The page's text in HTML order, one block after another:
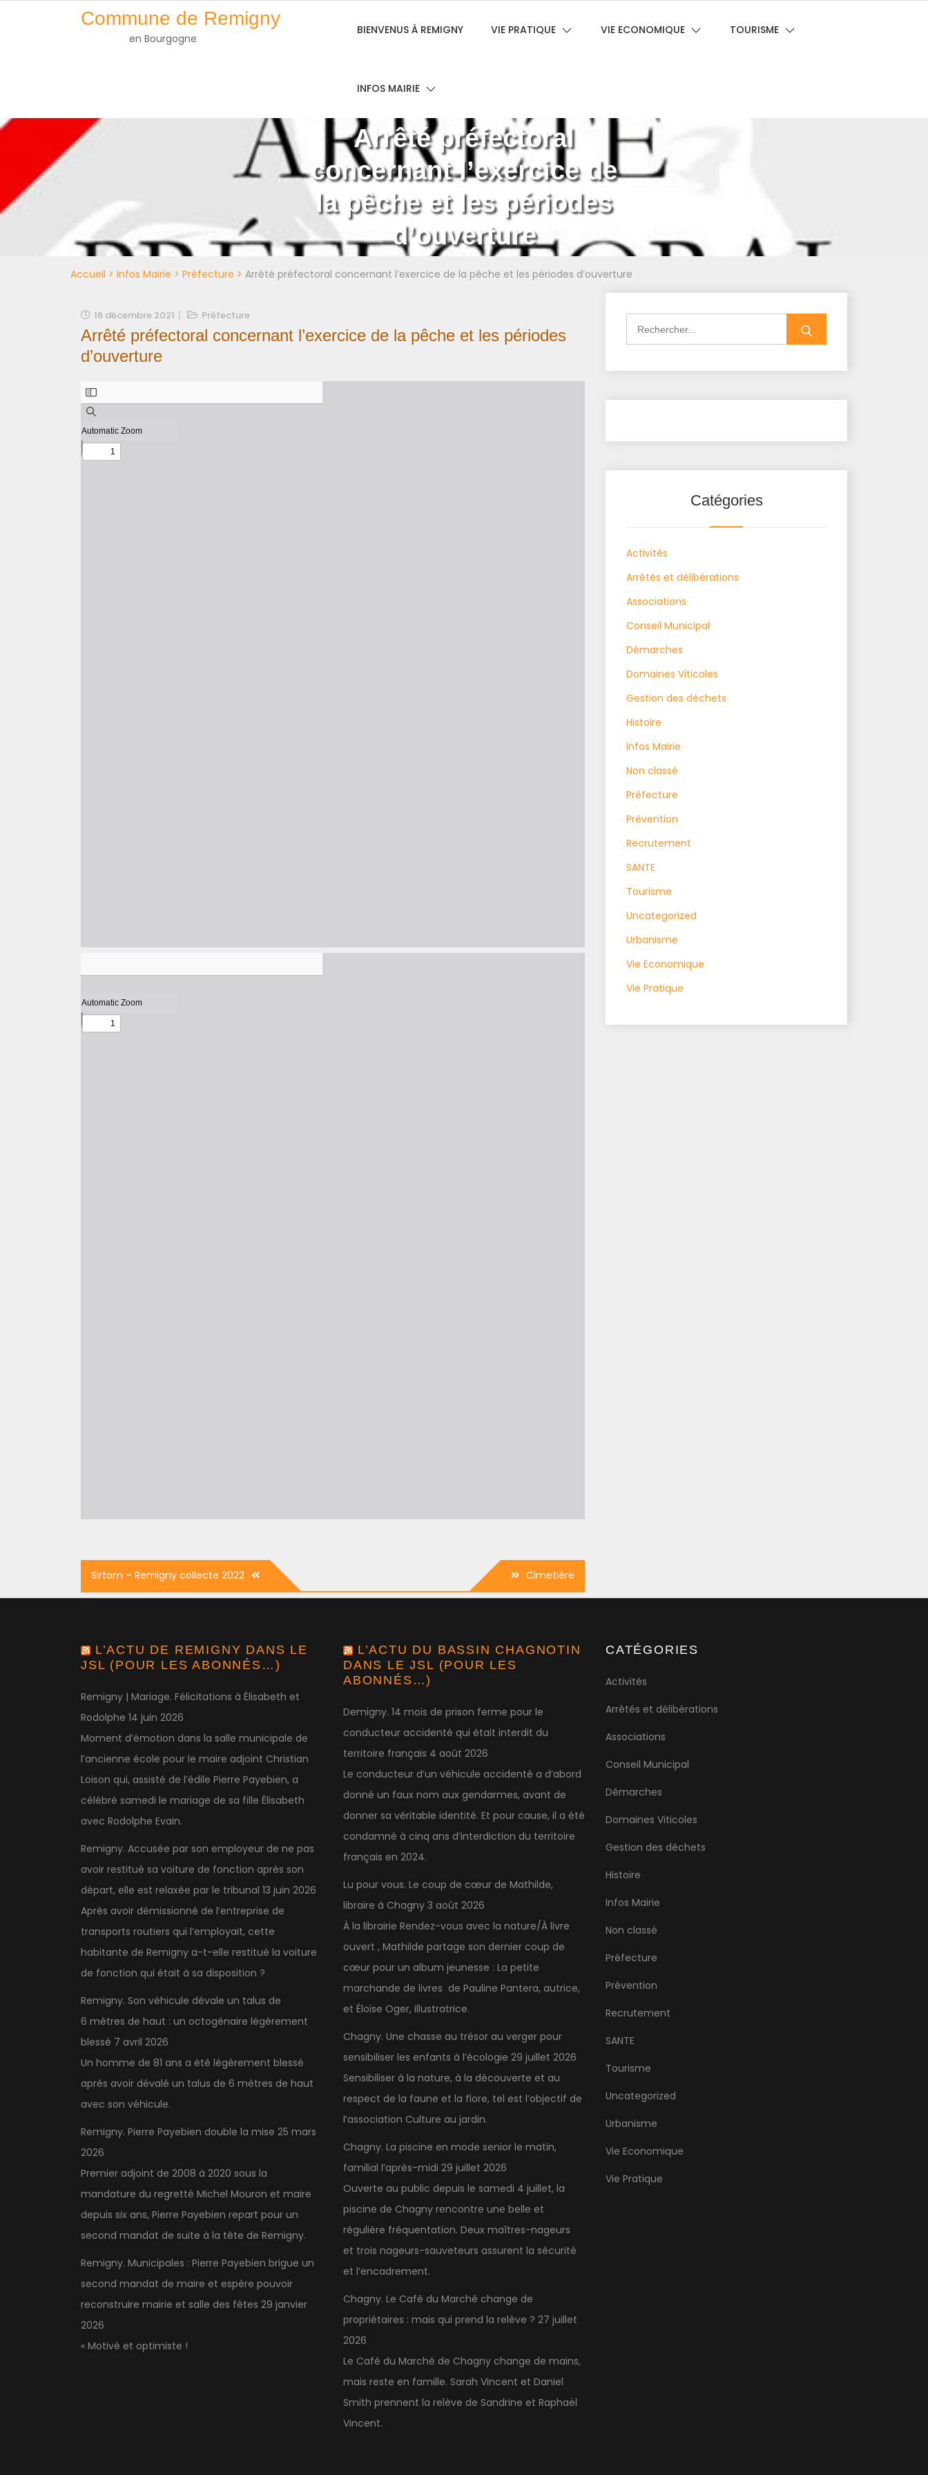
Commune de Remigny
en Bourgogne
BIENVENUS À REMIGNY VIE PRATIQUE VIE ECONOMIQUE TOURISME
INFOS MAIRIE
Arrêté préfectoral
concernant l’exercice de
la pêche et les périodes
d’ouverture
Accueil > Infos Mairie > Préfecture > Arrêté préfectoral concernant l’exercice de la pêche et les périodes d’ouverture
16 décembre 2021 Préfecture
Arrêté préfectoral concernant l’exercice de la pêche et les périodes
d’ouverture
Navigation
de
Sirtom – Remigny collecte 2022 Cimetière
Catégories
Activités
Arrêtés et délibérations
Associations
Conseil Municipal
Démarches
Domaines Viticoles
Gestion des déchets
Histoire
Infos Mairie
Non classé
Préfecture
Prévention
Recrutement
SANTE
Tourisme
Uncategorized
Urbanisme
Vie Economique
Vie Pratique
L’ACTU DE REMIGNY DANS LE
JSL (POUR LES ABONNÉS…)
Remigny | Mariage. Félicitations à Élisabeth et
Rodolphe 14 juin 2026
Moment d’émotion dans la salle municipale de
l’ancienne école pour le maire adjoint Christian
Loison qui, assisté de l’édile Pierre Payebien, a
célébré samedi le mariage de sa fille Élisabeth
avec Rodolphe Evain.
Remigny. Accusée par son employeur de ne pas
avoir restitué sa voiture de fonction après son
départ, elle est relaxée par le tribunal 13 juin 2026
Après avoir démissionné de l’entreprise de
transports routiers qui l’employait, cette
habitante de Remigny a-t-elle restitué la voiture
de fonction qui était à sa disposition ?
Remigny. Son véhicule dévale un talus de
6 mètres de haut : un octogénaire légèrement
blessé 7 avril 2026
Un homme de 81 ans a été légèrement blessé
après avoir dévalé un talus de 6 mètres de haut
avec son véhicule.
Remigny. Pierre Payebien double la mise 25 mars
2026
Premier adjoint de 2008 à 2020 sous la
mandature du regretté Michel Mouron et maire
depuis six ans, Pierre Payebien repart pour un
second mandat de suite à la tête de Remigny.
Remigny. Municipales : Pierre Payebien brigue un
second mandat de maire et espère pouvoir
reconstruire mairie et salle des fêtes 29 janvier
2026
« Motivé et optimiste !
L’ACTU DU BASSIN CHAGNOTIN
DANS LE JSL (POUR LES
ABONNÉS…)
Demigny. 14 mois de prison ferme pour le
conducteur accidenté qui était interdit du
territoire français 4 août 2026
Le conducteur d’un véhicule accidenté a d’abord
donné un faux nom aux gendarmes, avant de
donner sa véritable identité. Et pour cause, il a été
condamné à cinq ans d’interdiction du territoire
français en 2024.
Lu pour vous. Le coup de cœur de Mathilde,
libraire à Chagny 3 août 2026
À la librairie Rendez-vous avec la nature/À livre
ouvert , Mathilde partage son dernier coup de
cœur pour un album jeunesse : La petite
marchande de livres de Pauline Pantera, autrice,
et Éloïse Oger, illustratrice.
Chagny. Une chasse au trésor au verger pour
sensibiliser les enfants à l’écologie 29 juillet 2026
Sensibiliser à la nature, à la découverte et au
respect de la faune et la flore, tel est l’objectif de
l’association Culture au jardin.
Chagny. La piscine en mode senior le matin,
familial l’après-midi 29 juillet 2026
Ouverte au public depuis le samedi 4 juillet, la
piscine de Chagny rencontre une belle et
régulière fréquentation. Deux maîtres-nageurs
et trois nageurs-sauveteurs assurent la sécurité
et l’encadrement.
Chagny. Le Café du Marché change de
propriétaires : mais qui prend la relève ? 27 juillet
2026
Le Café du Marché de Chagny change de mains,
mais reste en famille. Sarah Vincent et Daniel
Smith prennent la relève de Sandrine et Raphaël
Vincent.
CATÉGORIES
Activités
Arrêtés et délibérations
Associations
Conseil Municipal
Démarches
Domaines Viticoles
Gestion des déchets
Histoire
Infos Mairie
Non classé
Préfecture
Prévention
Recrutement
SANTE
Tourisme
Uncategorized
Urbanisme
Vie Economique
Vie Pratique